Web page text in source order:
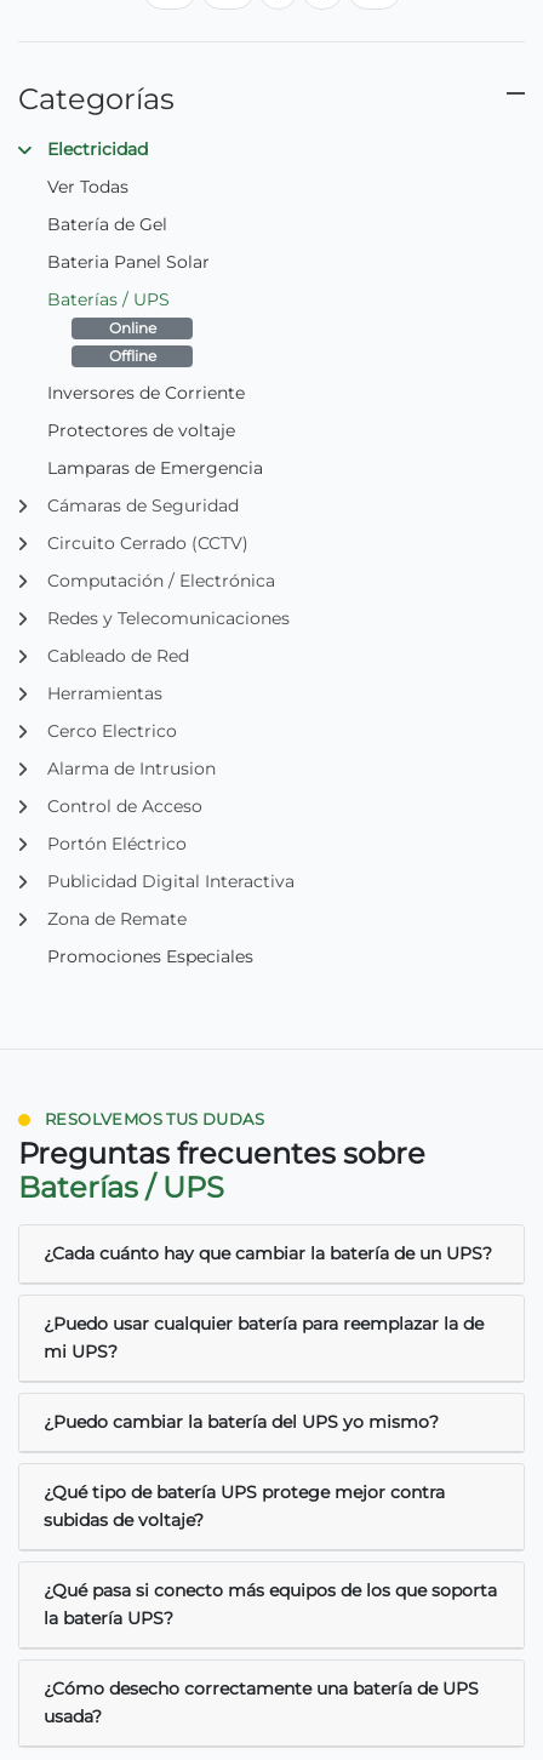
Primera página
Página anterior Siguiente página
Categorías
Electricidad
Ver Todas
Batería de Gel
Bateria Panel Solar
Baterías / UPS
Online
Offline
Inversores de Corriente
Protectores de voltaje
Lamparas de Emergencia
Cámaras de Seguridad
Circuito Cerrado (CCTV)
Computación / Electrónica
Redes y Telecomunicaciones
Cableado de Red
Herramientas
Cerco Electrico
Alarma de Intrusion
Control de Acceso
Portón Eléctrico
Publicidad Digital Interactiva
Zona de Remate
Promociones Especiales
RESOLVEMOS TUS DUDAS
Preguntas frecuentes sobre
Baterías / UPS
¿Cada cuánto hay que cambiar la batería de un UPS?
¿Puedo usar cualquier batería para reemplazar la de
mi UPS?
¿Puedo cambiar la batería del UPS yo mismo?
¿Qué tipo de batería UPS protege mejor contra
subidas de voltaje?
¿Qué pasa si conecto más equipos de los que soporta
la batería UPS?
¿Cómo desecho correctamente una batería de UPS
usada?